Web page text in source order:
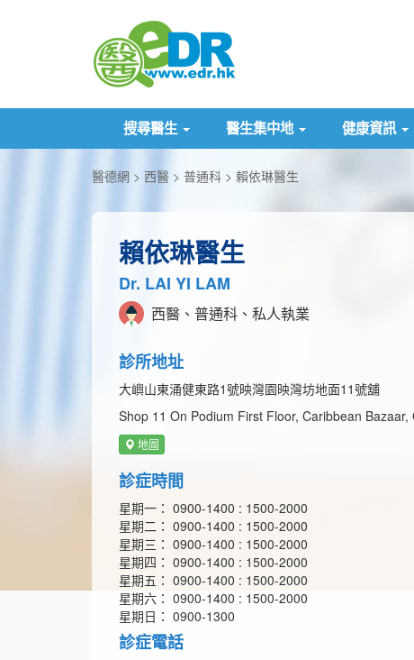
搜尋醫生 醫生集中地 健康資訊
醫德網 西醫 普通科 賴依琳醫生
賴依琳醫生
Dr. LAI YI LAM
西醫、普通科、私人執業
診所地址
大嶼山東涌健東路1號映灣園映灣坊地面11號舖
Shop 11 On Podium First Floor, Caribbean
地圖
診症時間
星期一： 0900-1400 : 1500-2000
星期二： 0900-1400 : 1500-2000
星期三： 0900-1400 : 1500-2000
星期四： 0900-1400 : 1500-2000
星期五： 0900-1400 : 1500-2000
星期六： 0900-1400 : 1500-2000
星期日： 0900-1300
診症電話